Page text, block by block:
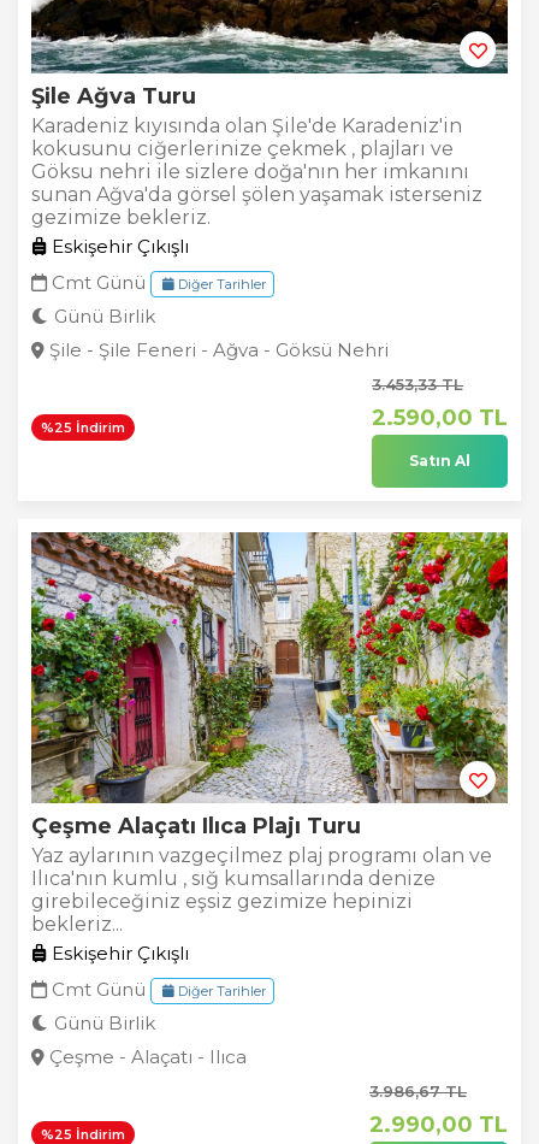
Şile Ağva Turu
Karadeniz kıyısında olan Şile'de Karadeniz'in
kokusunu ciğerlerinize çekmek , plajları ve
Göksu nehri ile sizlere doğa'nın her imkanını
sunan Ağva'da görsel şölen yaşamak isterseniz
gezimize bekleriz.
Eskişehir Çıkışlı
Cmt Günü
Diğer Tarihler
Günü Birlik
Şile - Şile Feneri - Ağva - Göksü Nehri
%25 İndirim
3.453,33 TL
2.590,00 TL
Satın Al
Çeşme Alaçatı Ilıca Plajı Turu
Yaz aylarının vazgeçilmez plaj programı olan ve
Ilıca'nın kumlu , sığ kumsallarında denize
girebileceğiniz eşsiz gezimize hepinizi
bekleriz...
Eskişehir Çıkışlı
Cmt Günü
Diğer Tarihler
Günü Birlik
Çeşme - Alaçatı - Ilıca
%25 İndirim
3.986,67 TL
2.990,00 TL